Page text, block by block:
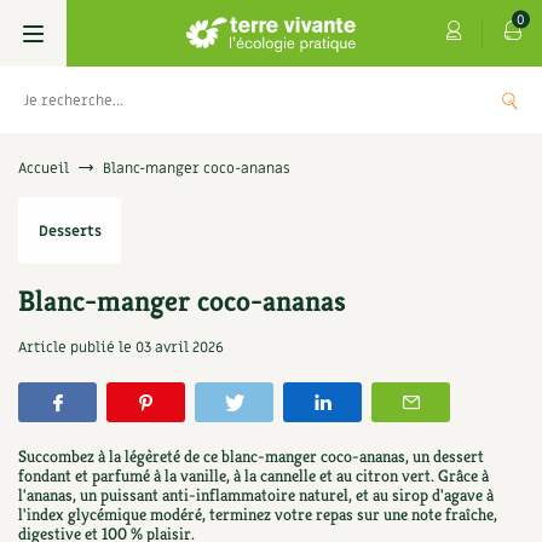
0
Livres
Permaculture, Jardin bio
Verger, arbres
Petit élevage
Aménagement jardin
Les 4 saisons
Se réabonner
Offrir un abonnement
Les numéros
4 saisons
Boutique
Graines, semences
Potagères
Aromatiques
Florales
Cartes cadeau
Centre Terre vivante
Découvrir le Centre
Visiter en famille, entre amis
Infos & conseils
Jardin bio
Parole libre
Accueil Blanc-manger coco-ananas
Desserts
Blanc-manger coco-ananas
Article publié le 03 avril 2026
Succombez à la légèreté de ce blanc-manger coco-ananas, un dessert
fondant et parfumé à la vanille, à la cannelle et au citron vert. Grâce à
l'ananas, un puissant anti-inflammatoire naturel, et au sirop d'agave à
l'index glycémique modéré, terminez votre repas sur une note fraîche,
digestive et 100 % plaisir.
5,00€